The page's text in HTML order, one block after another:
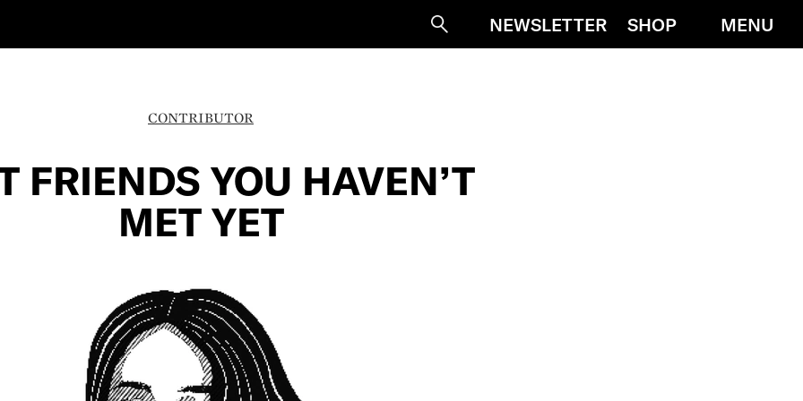
SucheNEWSLETTER SHOP MENU
CONTRIBUTOR
FRIENDS YOU HAVEN’T
MET YET